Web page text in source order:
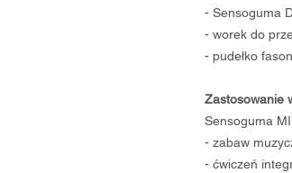
- Sensoguma
- worek do
- pudełko
Zastosowanie
Sensoguma
- zabaw
- ćwiczeń